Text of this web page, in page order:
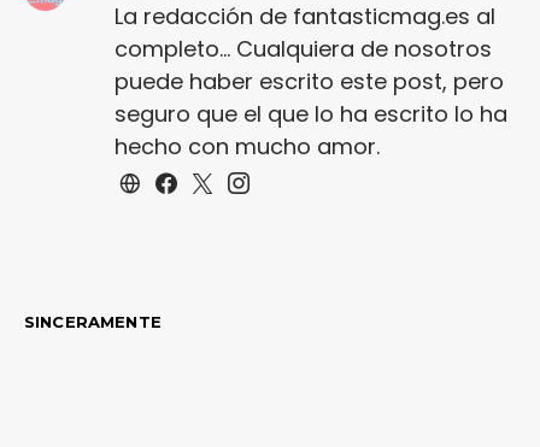
La redacción de fantasticmag.es al
completo... Cualquiera de nosotros
puede haber escrito este post, pero
seguro que el que lo ha escrito lo ha
hecho con mucho amor.
SINCERAMENTE